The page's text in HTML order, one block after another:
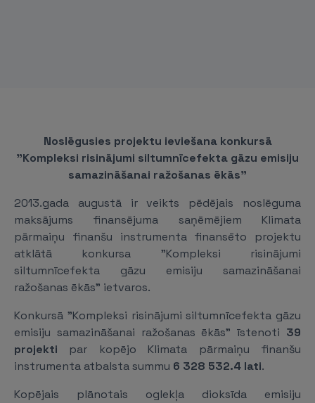
Noslēgusies projektu ieviešana konkursā
"Kompleksi risinājumi siltumnīcefekta gāzu emisiju
samazināšanai ražošanas ēkās"
2013.gada augustā ir veikts pēdējais noslēguma
maksājums finansējuma saņēmējiem Klimata
pārmaiņu finanšu instrumenta finansēto projektu
atklātā konkursa "Kompleksi risinājumi
siltumnīcefekta gāzu emisiju samazināšanai
ražošanas ēkās" ietvaros.
Konkursā "Kompleksi risinājumi siltumnīcefekta gāzu
emisiju samazināšanai ražošanas ēkās" īstenoti 39
projekti par kopējo Klimata pārmaiņu finanšu
instrumenta atbalsta summu 6 328 532.4 lati.
Kopējais plānotais oglekļa dioksīda emisiju